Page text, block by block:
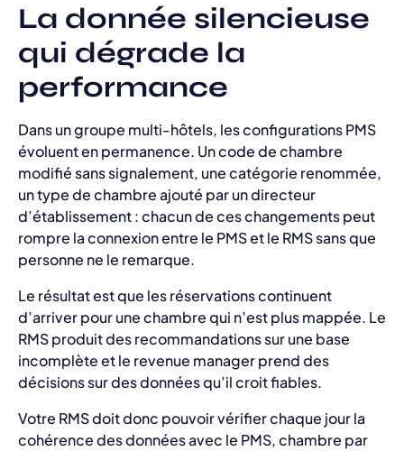
La donnée silencieuse
qui dégrade la
performance
Dans un groupe multi-hôtels, les configurations PMS
évoluent en permanence. Un code de chambre
modifié sans signalement, une catégorie renommée,
un type de chambre ajouté par un directeur
d’établissement : chacun de ces changements peut
rompre la connexion entre le PMS et le RMS sans que
personne ne le remarque.
Le résultat est que les réservations continuent
d’arriver pour une chambre qui n’est plus mappée. Le
RMS produit des recommandations sur une base
incomplète et le revenue manager prend des
décisions sur des données qu’il croit fiables.
Votre RMS doit donc pouvoir vérifier chaque jour la
cohérence des données avec le PMS, chambre par